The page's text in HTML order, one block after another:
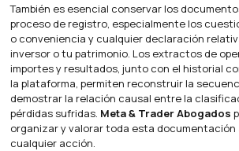
También es esencial conservar los
proceso de registro, especialmente los
o conveniencia y cualquier declaración
inversor o tu patrimonio. Los extractos de
importes y resultados, junto con el historial
la plataforma, permiten reconstruir la
demostrar la relación causal entre la
pérdidas sufridas. Meta & Trader Abogados
organizar y valorar toda esta
cualquier acción.